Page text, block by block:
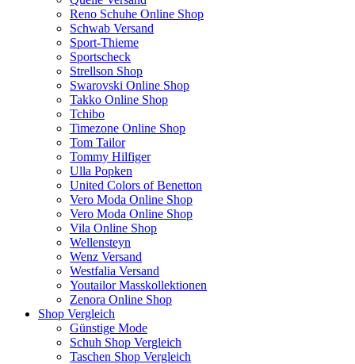
Reno Schuhe Online Shop
Schwab Versand
Sport-Thieme
Sportscheck
Strellson Shop
Swarovski Online Shop
Takko Online Shop
Tchibo
Timezone Online Shop
Tom Tailor
Tommy Hilfiger
Ulla Popken
United Colors of Benetton
Vero Moda Online Shop
Vero Moda Online Shop
Vila Online Shop
Wellensteyn
Wenz Versand
Westfalia Versand
Youtailor Masskollektionen
Zenora Online Shop
Shop Vergleich
Günstige Mode
Schuh Shop Vergleich
Taschen Shop Vergleich